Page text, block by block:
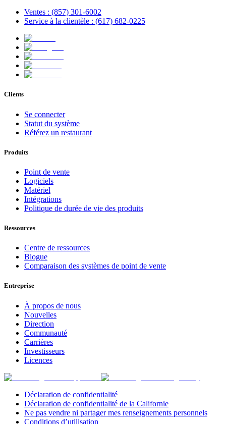
Ventes : (857) 301-6002
Service à la clientèle : (617) 682-0225
Clients
Se connecter
Statut du système
Référez un restaurant
Produits
Point de vente
Logiciels
Matériel
Intégrations
Politique de durée de vie des produits
Ressources
Centre de ressources
Blogue
Comparaison des systèmes de point de vente
Entreprise
À propos de nous
Nouvelles
Direction
Communauté
Carrières
Investisseurs
Licences
Déclaration de confidentialité
Déclaration de confidentialité de la Californie
Ne pas vendre ni partager mes renseignements personnels
Conditions d’utilisation